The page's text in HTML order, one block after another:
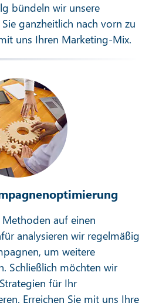
bündeln wir unsere
ganzheitlich nach vorn zu
uns Ihren Marketing-Mix.
auf einen
analysieren wir regelmäßig
um weitere
Schließlich möchten wir
für Ihr
Erreichen Sie mit uns Ihre